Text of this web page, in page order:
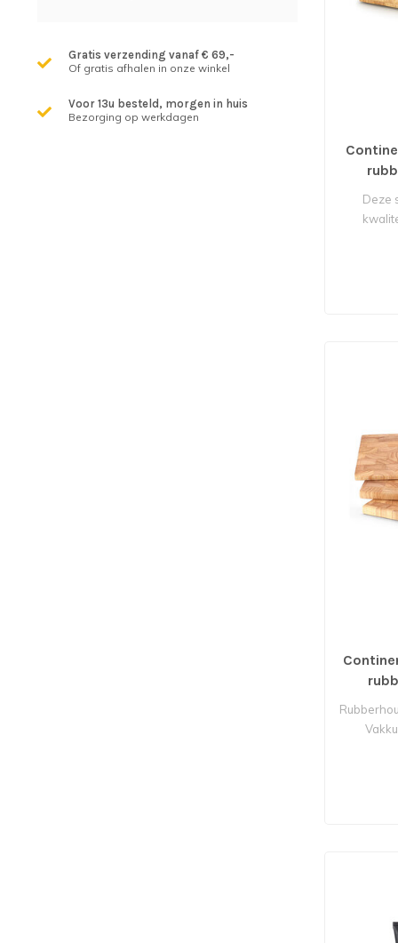
Gratis verzending vanaf € 69,-
Of gratis afhalen in onze winkel
Voor 13u besteld, morgen in huis
Bezorging op werkdagen
Deze